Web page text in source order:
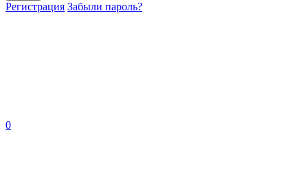
Регистрация Забыли пароль?
0